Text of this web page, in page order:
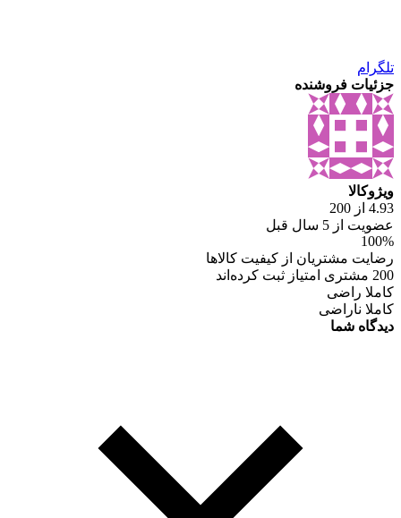
تلگرام
جزئیات فروشنده
ویژوکالا
4.93 از 200
عضویت از 5 سال قبل
100%
رضایت مشتریان از کیفیت کالاها
200 مشتری امتیاز ثبت کرده‌اند
کاملا راضی
کاملا ناراضی
دیدگاه شما